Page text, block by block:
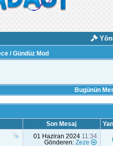
/ Gündüz Mod
Bugünün
Son Mesaj
01 Haziran 2024 11:34
Gönderen: Zeze